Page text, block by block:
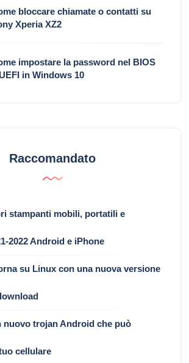
bloccare chiamate o contatti su
Xperia XZ2
impostare la password nel BIOS
in Windows 10
Raccomandato
stampanti mobili, portatili e
2022 Android e iPhone
su Linux con una nuova versione
nuovo trojan Android che può
cellulare